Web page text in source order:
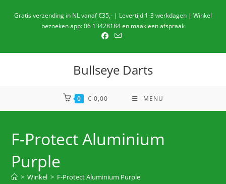
naarGratis verzending in NL vanaf €35,- | Levertijd 1-3 werkdagen | Winkel
bezoeken app: 06 13428184 en maak een afspraak
Bullseye Darts
0 € 0,00 MENU
F-Protect Aluminium
Purple
> Winkel > F-Protect Aluminium Purple